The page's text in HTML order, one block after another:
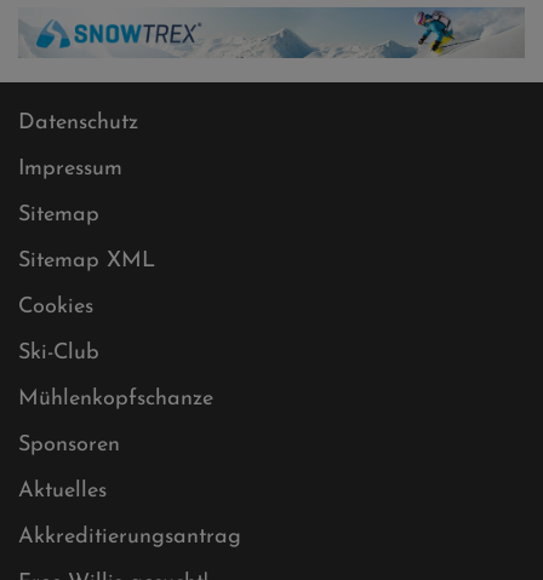
Datenschutz
Impressum
Sitemap
Sitemap XML
Cookies
Ski-Club
Mühlenkopfschanze
Sponsoren
Aktuelles
Akkreditierungsantrag